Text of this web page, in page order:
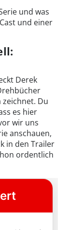
und was
und einer
Derek
Du
es hier
wir uns
anschauen,
in den Trailer
ordentlich